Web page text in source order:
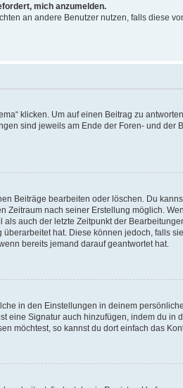
mich anzumelden.
an andere Benutzer nutzen, falls diese
klicken. Um auf einen Beitrag zu
sind jeweils am Ende der Foren- und der
Beiträge bearbeiten oder löschen. Du
nach seiner Erstellung möglich.
auch der letzte Zeitpunkt der
hat. Diese können jedoch, falls
bereits jemand darauf geantwortet hat.
in den Einstellungen in deinem
eine Signatur auch hinzufügen, indem du
möchtest, so kannst du dort einfach das